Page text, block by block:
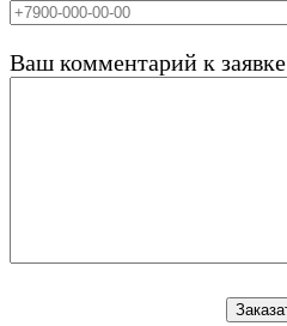
Ваш комментарий к заявке